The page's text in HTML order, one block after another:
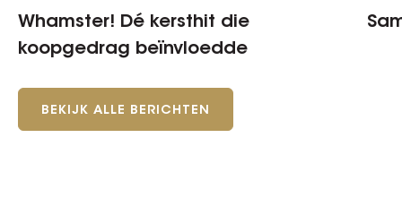
Whamster! Dé kersthit die
koopgedrag beïnvloedde
BEKIJK ALLE BERICHTEN